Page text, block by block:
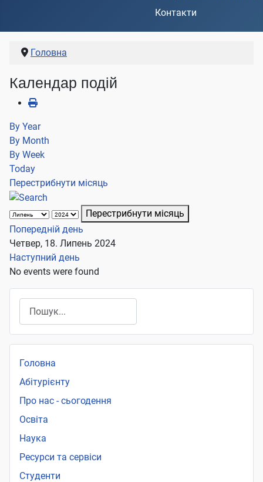
Контакти
Головна
Календар подій
By Year
By Month
By Week
Today
Перестрибнути місяць
Перестрибнути місяць
Попередній день
Четвер, 18. Липень 2024
Наступний день
No events were found
Головна
Абітурієнту
Про нас - сьогодення
Освіта
Наука
Ресурси та сервіси
Студенти